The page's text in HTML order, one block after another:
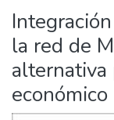
Estadísticas
Manuales
la red de